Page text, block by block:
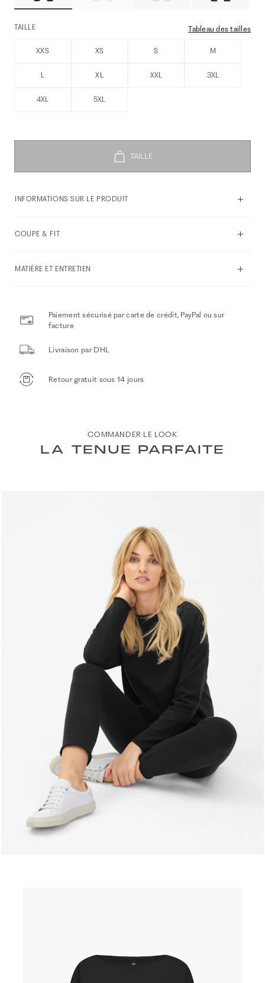
TAILLE Tableau des tailles
XXS XS S M
L XL XXL 3XL
4XL 5XL
INFORMATIONS SUR LE PRODUIT
COUPE & FIT
MATIÈRE ET ENTRETIEN
Paiement sécurisé par carte de crédit, PayPal ou sur
facture
Livraison par DHL
Retour gratuit sous 14 jours
COMMANDER LE LOOK
LA TENUE PARFAITE